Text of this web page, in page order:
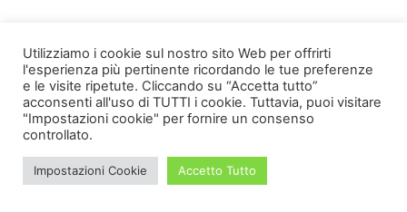
Utilizziamo i cookie sul nostro sito Web per offrirti
l'esperienza più pertinente ricordando le tue preferenze
e le visite ripetute. Cliccando su “Accetta tutto”
acconsenti all'uso di TUTTI i cookie. Tuttavia, puoi visitare
"Impostazioni cookie" per fornire un consenso
controllato.
Impostazioni Cookie Accetto Tutto